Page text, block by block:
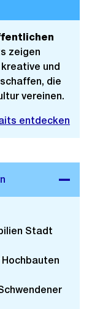
zeigen
und
die
vereinen.
entdecken
Stadt